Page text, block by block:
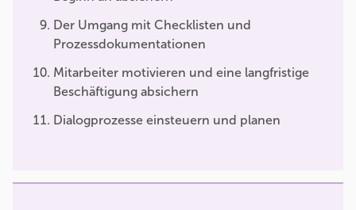
Der Umgang mit Checklisten und
Prozessdokumentationen
Mitarbeiter motivieren und eine langfristige
Beschäftigung absichern
Dialogprozesse einsteuern und planen